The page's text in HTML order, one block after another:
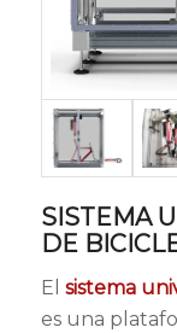
SISTEMA
DE
El sistema
es una